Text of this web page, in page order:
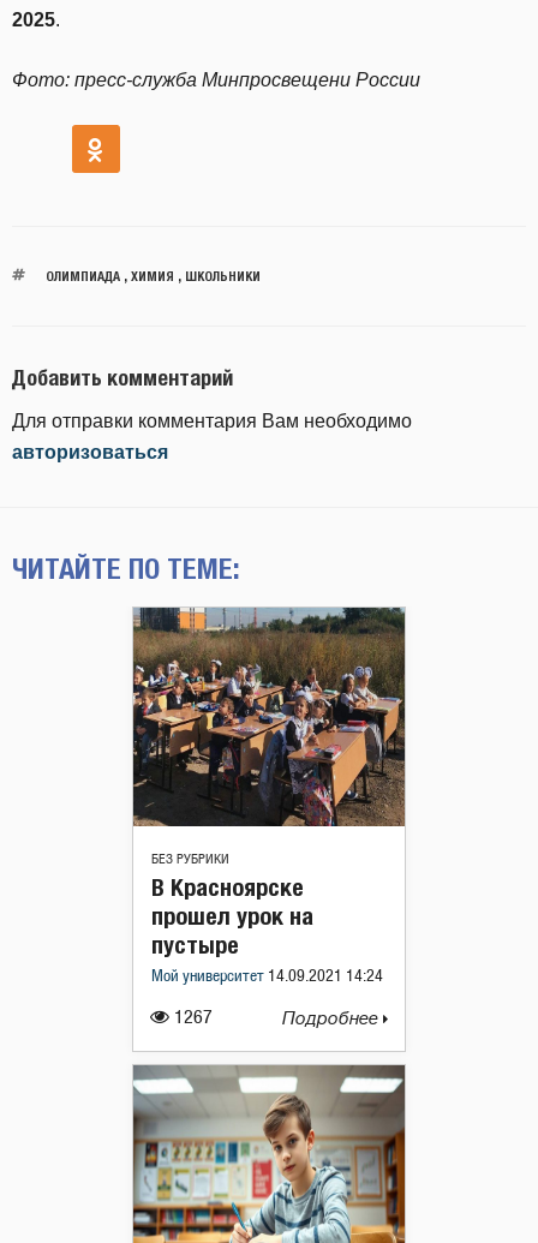
2025.
Фото: пресс-служба Минпросвещени России
ОЛИМПИАДА, ХИМИЯ ШКОЛЬНИКИ
Добавить комментарий
Для отправки комментария Вам необходимо
авторизоваться
ЧИТАЙТЕ ПО ТЕМЕ:
БЕЗ РУБРИКИ
1267
В Красноярске
прошел урок на
пустыре
Мой университет 14.09.2021 14:24
Подробнее